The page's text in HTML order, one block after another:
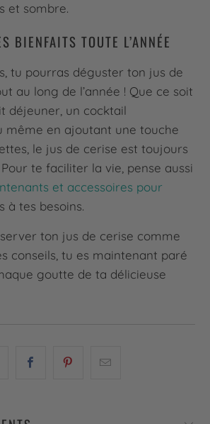
et sombre.
BIENFAITS TOUTE L’ANNÉE
tu pourras déguster ton jus de
au long de l’année ! Que ce soit
déjeuner, un cocktail
même en ajoutant une touche
le jus de cerise est toujours
te faciliter la vie, pense aussi
et accessoires pour
à tes besoins.
ton jus de cerise comme
conseils, tu es maintenant paré
goutte de ta délicieuse